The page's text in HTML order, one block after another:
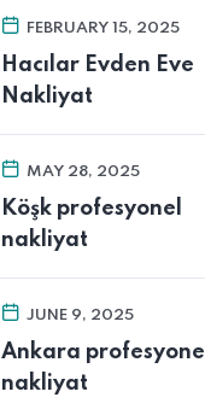
FEBRUARY 15, 2025
Hacılar Evden Eve
Nakliyat
MAY 28, 2025
Köşk profesyonel
nakliyat
JUNE 9, 2025
Ankara profesyonel
nakliyat